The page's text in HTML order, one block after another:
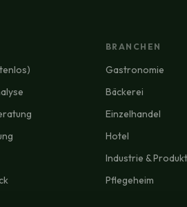
BRANCHEN
Gastronomie
Bäckerei
Einzelhandel
Hotel
Industrie &
Pflegeheim